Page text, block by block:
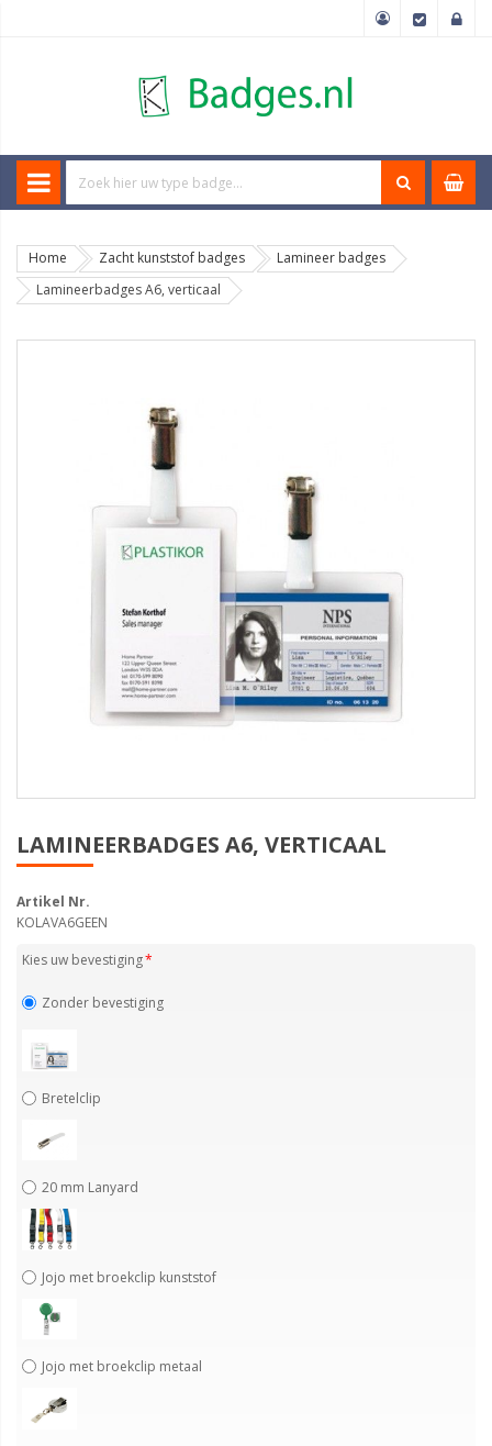
Home Zacht kunststof badges
Lamineer badges
Lamineerbadges A6, verticaal
LAMINEERBADGES A6, VERTICAAL
Artikel Nr.
KOLAVA6GEEN
Kies uw bevestiging
Zonder bevestiging
Bretelclip
20 mm Lanyard
Jojo met broekclip kunststof
Jojo met broekclip metaal